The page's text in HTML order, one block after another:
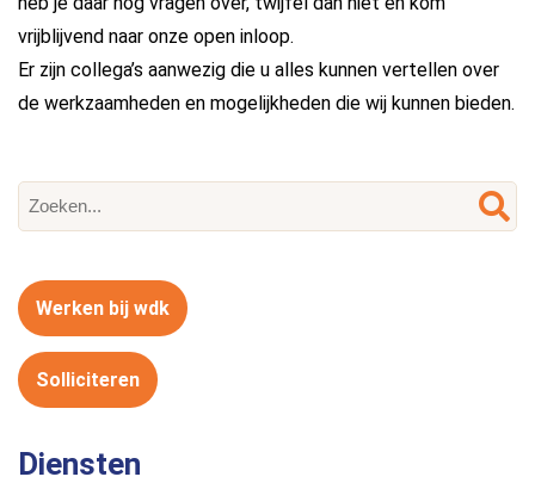
vrijblijvend naar onze open inloop.
Er zijn collega’s aanwezig die u alles kunnen vertellen over
de werkzaamheden en mogelijkheden die wij kunnen bieden.
Werken bij wdk
Solliciteren
Diensten